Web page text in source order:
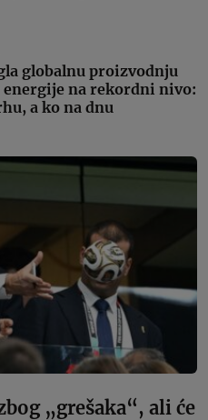
globalnu proizvodnju
energije na rekordni nivo:
a ko na dnu
„grešaka“, ali će